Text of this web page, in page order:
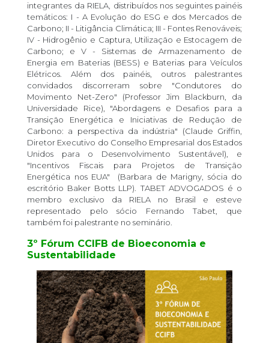
integrantes da RIELA, distribuídos nos seguintes painéis
temáticos: I - A Evolução do ESG e dos Mercados de
Carbono; II - Litigância Climática; III - Fontes Renováveis;
IV - Hidrogênio e Captura, Utilização e Estocagem de
Carbono; e V - Sistemas de Armazenamento de
Energia em Baterias (BESS) e Baterias para Veículos
Elétricos. Além dos painéis, outros palestrantes
convidados discorreram sobre "Condutores do
Movimento Net-Zero" (Professor Jim Blackburn, da
Universidade Rice), "Abordagens e Desafios para a
Transição Energética e Iniciativas de Redução de
Carbono: a perspectiva da indústria" (Claude Griffin,
Diretor Executivo do Conselho Empresarial dos Estados
Unidos para o Desenvolvimento Sustentável), e
"Incentivos Fiscais para Projetos de Transição
Energética nos EUA" (Barbara de Marigny, sócia do
escritório Baker Botts LLP). TABET ADVOGADOS é o
membro exclusivo da RIELA no Brasil e esteve
representado pelo sócio Fernando Tabet, que
também foi palestrante no seminário.
3º Fórum CCIFB de Bioeconomia e
Sustentabilidade